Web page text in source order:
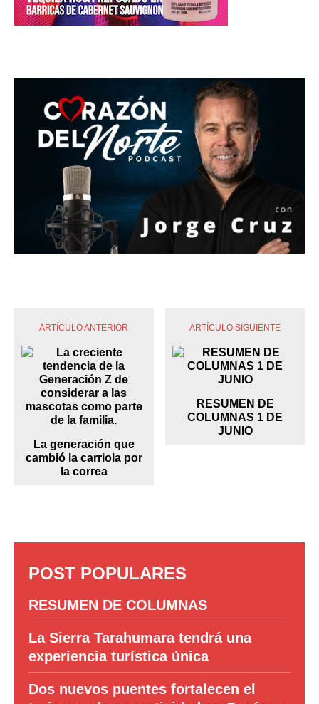
ARTÍCULO ANTERIOR
La generación que
cambió la carriola por
la correa
ARTÍCULO SIGUIENTE
RESUMEN DE
COLUMNAS 1 DE
JUNIO
POST POPULARES
RESUMEN DE COLUMNAS
La Sierra Tarahumara tendrá una
experiencia turística única
Dos nuevos puentes fortalecen el